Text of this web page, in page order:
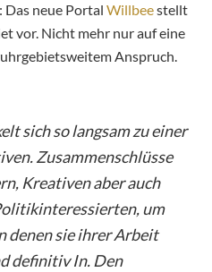
Das neue Portal Willbeestellt
vor. Nicht mehr nur auf eine
Anspruch.
sich so langsam zu einer
Zusammenschlüsse
Kreativen aber auch
um
denen sie ihrer Arbeit
definitiv In. Den